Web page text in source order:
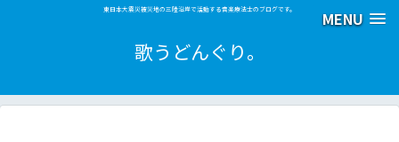
MENU
東日本大震災被災地の三陸沿岸で活動する音楽療法士のブログです。
歌うどんぐり。